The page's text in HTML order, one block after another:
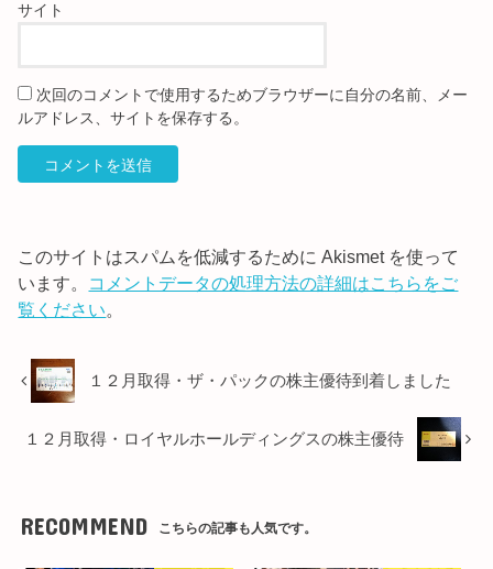
サイト
次回のコメントで使用するためブラウザーに自分の名前、メー
ルアドレス、サイトを保存する。
このサイトはスパムを低減するために Akismet を使って
います。 コメントデータの処理方法の詳細はこちらをご
覧ください。
１２月取得・ザ・パックの株主優待到着しました
１２月取得・ロイヤルホールディングスの株主優待
RECOMMEND こちらの記事も人気です。